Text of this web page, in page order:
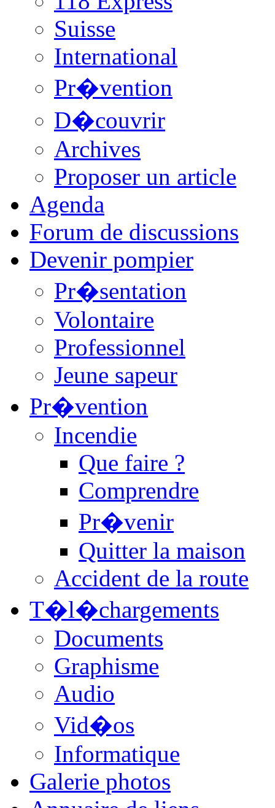
Suisse
International
Pr�vention
D�couvrir
Archives
Proposer un article
Agenda
Forum de discussions
Devenir pompier
Pr�sentation
Volontaire
Professionnel
Jeune sapeur
Pr�vention
Incendie
Que faire ?
Comprendre
Pr�venir
Quitter la maison
Accident de la route
T�l�chargements
Documents
Graphisme
Audio
Vid�os
Informatique
Galerie photos